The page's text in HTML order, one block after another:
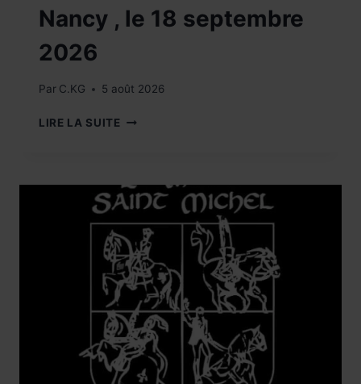
Nancy , le 18 septembre
2026
Par C.KG 5 août 2026
LIRE LA SUITE VISITEZ
,
LE
18
SEPTEMBRE
2026